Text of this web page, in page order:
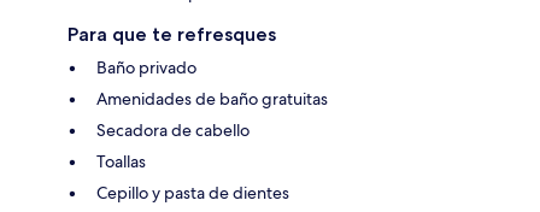
Para que te refresques
Baño privado
Amenidades de baño gratuitas
Secadora de cabello
Toallas
Cepillo y pasta de dientes